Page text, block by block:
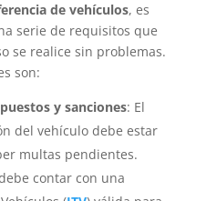
de vehículos, es
serie de requisitos que
se realice sin problemas.
son:
y sanciones: El
del vehículo debe estar
multas pendientes.
contar con una